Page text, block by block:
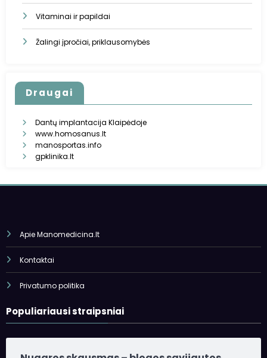
Vitaminai ir papildai
Žalingi įpročiai, priklausomybės
Draugai
Dantų implantacija Klaipėdoje
www.homosanus.lt
manosportas.info
gpklinika.lt
Apie Manomedicina.lt
Kontaktai
Privatumo politika
Populiariausi straipsniai